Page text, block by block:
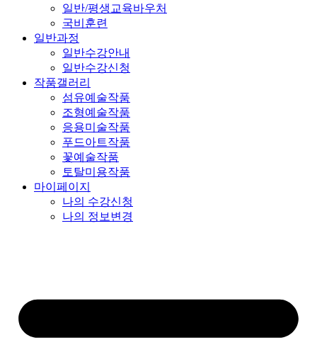
일반/평생교육바우처
국비훈련
일반과정
일반수강안내
일반수강신청
작품갤러리
섬유예술작품
조형예술작품
응용미술작품
푸드아트작품
꽃예술작품
토탈미용작품
마이페이지
나의 수강신청
나의 정보변경